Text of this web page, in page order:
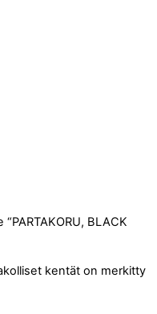
BLACK
kentät on merkitty